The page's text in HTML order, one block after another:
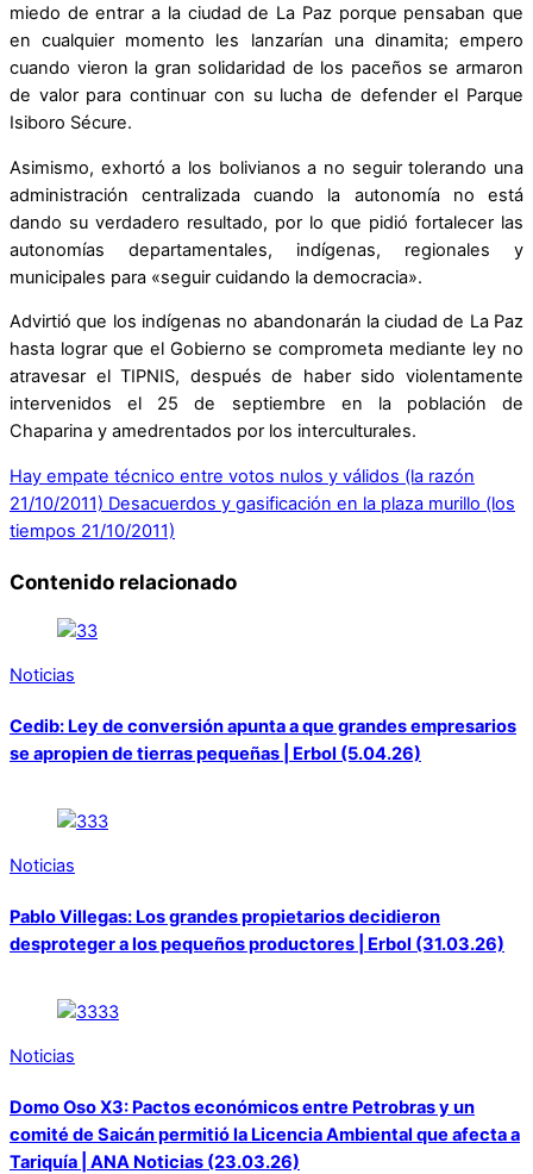
miedo de entrar a la ciudad de La Paz porque pensaban que
en cualquier momento les lanzarían una dinamita; empero
cuando vieron la gran solidaridad de los paceños se armaron
de valor para continuar con su lucha de defender el Parque
Isiboro Sécure.
Asimismo, exhortó a los bolivianos a no seguir tolerando una
administración centralizada cuando la autonomía no está
dando su verdadero resultado, por lo que pidió fortalecer las
autonomías departamentales, indígenas, regionales y
municipales para «seguir cuidando la democracia».
Advirtió que los indígenas no abandonarán la ciudad de La Paz
hasta lograr que el Gobierno se comprometa mediante ley no
atravesar el TIPNIS, después de haber sido violentamente
intervenidos el 25 de septiembre en la población de
Chaparina y amedrentados por los interculturales.
Hay empate técnico entre votos nulos y válidos (la razón
21/10/2011) Desacuerdos y gasificación en la plaza murillo (los
tiempos 21/10/2011)
Contenido relacionado
Noticias
Cedib: Ley de conversión apunta a que grandes empresarios
se apropien de tierras pequeñas | Erbol (5.04.26)
Noticias
Pablo Villegas: Los grandes propietarios decidieron
desproteger a los pequeños productores | Erbol (31.03.26)
Noticias
Domo Oso X3: Pactos económicos entre Petrobras y un
comité de Saicán permitió la Licencia Ambiental que afecta a
Tariquía | ANA Noticias (23.03.26)